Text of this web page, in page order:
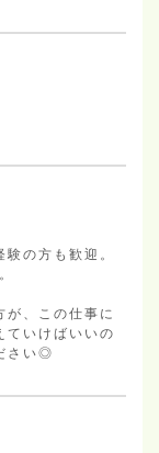
の方も歓迎。
が、この仕事に
ていけばいいの
さい◎